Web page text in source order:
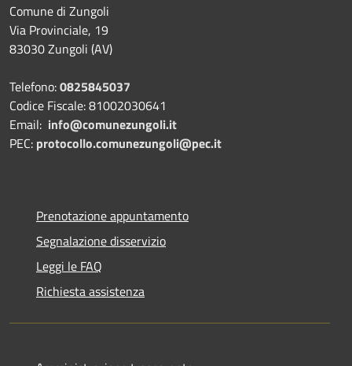
Comune di Zungoli
Via Provinciale, 19
83030 Zungoli (AV)
Telefono:0825845037
Codice Fiscale: 81002030641
Email: info@comunezungoli.it
PEC: protocollo.comunezungoli@pec.it
Prenotazione appuntamento
Segnalazione disservizio
Leggi le FAQ
Richiesta assistenza